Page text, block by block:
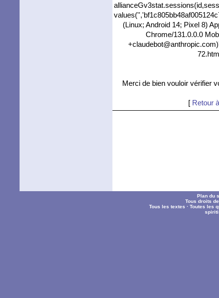
(Linux; Android 14; Pixel 8)
Chrome/131.0.0.0
Merci de bien vouloir vérifier
[ Retour
Plan du
Tous droits
Tous les textes ·Toutes les